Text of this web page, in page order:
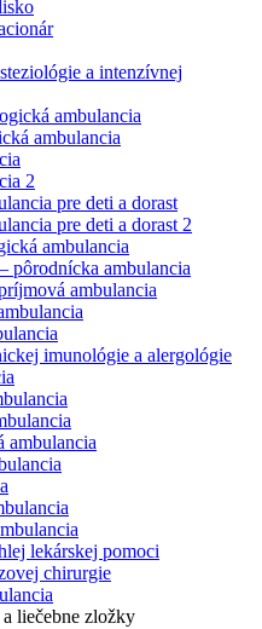
a intenzívnej
ambulancia
ambulancia
2
pre deti a dorast
pre deti a dorast 2
ambulancia
pôrodnícka ambulancia
ambulancia
imunológie a alergológie
ambulancia
lekárskej pomoci
chirurgie
liečebne zložky